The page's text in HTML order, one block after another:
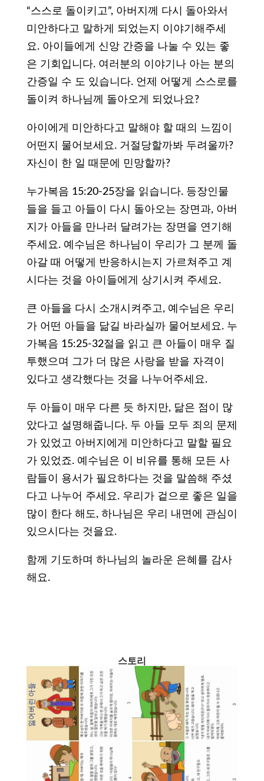
“스스로 돌이키고”, 아버지께 다시 돌아와서
미안하다고 말하게 되었는지 이야기해주세
요. 아이들에게 신앙 간증을 나눌 수 있는 좋
은 기회입니다. 여러분의 이야기나 아는 분의
간증일 수 도 있습니다. 언제 어떻게 스스로를
돌이켜 하나님께 돌아오게 되었나요?
아이에게 미안하다고 말해야 할 때의 느낌이
어떤지 물어보세요. 거절당할까봐 두려울까?
자신이 한 일 때문에 민망할까?
누가복음 15:20-25장을 읽습니다. 등장인물
들을 들고 아들이 다시 돌아오는 장면과, 아버
지가 아들을 만나러 달려가는 장면을 연기해
주세요. 예수님은 하나님이 우리가 그 분께 돌
아갈 때 어떻게 반응하시는지 가르쳐주고 계
시다는 것을 아이들에게 상기시켜 주세요.
큰 아들을 다시 소개시켜주고, 예수님은 우리
가 어떤 아들을 닮길 바라실까 물어보세요. 누
가복음 15:25-32절을 읽고 큰 아들이 매우 질
투했으며 그가 더 많은 사랑을 받을 자격이
있다고 생각했다는 것을 나누어주세요.
두 아들이 매우 다른 듯 하지만, 닮은 점이 많
았다고 설명해줍니다. 두 아들 모두 죄의 문제
가 있었고 아버지에게 미안하다고 말할 필요
가 있었죠. 예수님은 이 비유를 통해 모든 사
람들이 용서가 필요하다는 것을 말씀해 주셨
다고 나누어 주세요. 우리가 겉으로 좋은 일을
많이 한다 해도, 하나님은 우리 내면에 관심이
있으시다는 것을요.
함께 기도하며 하나님의 놀라운 은혜를 감사
해요.
스토리